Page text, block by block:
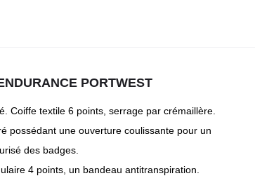
PORTWEST
Coiffe textile 6 points, serrage par crémaillère.
possédant une ouverture coulissante pour un
des badges.
4 points, un bandeau antitranspiration.